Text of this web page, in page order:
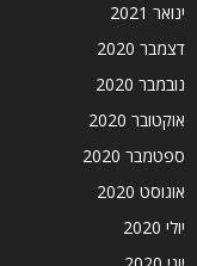
ינואר 2021
דצמבר 2020
נובמבר 2020
אוקטובר 2020
ספטמבר 2020
אוגוסט 2020
יולי 2020